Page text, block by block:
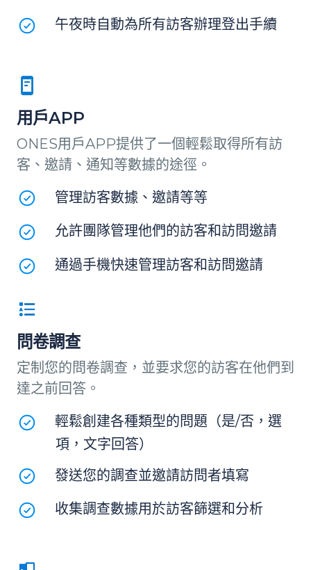
午夜時自動為所有訪客辦理登出手續
用戶APP
ONES用戶APP提供了一個輕鬆取得所有訪
客、邀請、通知等數據的途徑。
管理訪客數據、邀請等等
允許團隊管理他們的訪客和訪問邀請
通過手機快速管理訪客和訪問邀請
問卷調查
定制您的問卷調查，並要求您的訪客在他們到
達之前回答。
輕鬆創建各種類型的問題（是/否，選
項，文字回答）
發送您的調查並邀請訪問者填寫
收集調查數據用於訪客篩選和分析